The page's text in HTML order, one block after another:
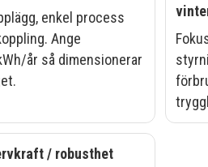
enkel process
Ange
år så dimensionerar
/ robusthet